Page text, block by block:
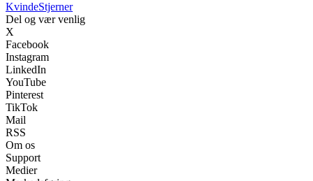
KvindeStjerner
Del og vær venlig
X
Facebook
Instagram
LinkedIn
YouTube
Pinterest
TikTok
Mail
RSS
Om os
Support
Medier